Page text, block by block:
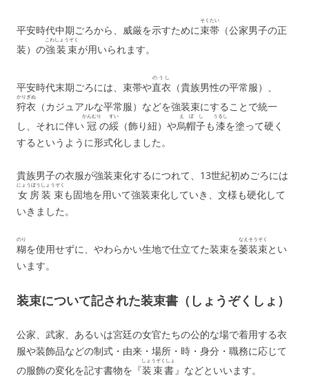
平安時代中期ごろから、威厳を示すために束帯
そくたい
（公家男子の正
装）の強装束
こわしょうぞく
が用いられます。
平安時代末期ごろには、束帯や直衣
のうし
（貴族男性の平常服）、
狩衣
かりぎぬ
（カジュアルな平常服）などを強装束にすることで統一
し、それに伴い 冠
かんむり
の綏
すい
（飾り紐）や烏帽子
えぼし
も漆
うるし
を塗って硬く
するというように形式化しました。
貴族男子の衣服が強装束化するにつれて、13世紀初めごろには
女房装束
にょうぼうしょうぞく
も固地を用いて強装束化していき、文様も硬化して
いきました。
糊
のり
を使用せずに、やわらかい生地で仕立てた装束を萎装束
なえそうぞく
とい
います。
装束について記された装束書（しょうぞくしょ）
公家、武家、あるいは宮廷の女官たちの公的な場で着用する衣
服や装飾品などの制式・由来・場所・時・身分・職務に応じて
の服飾の変化を記す書物を『装束書
しょうぞくしょ
』などといいます。